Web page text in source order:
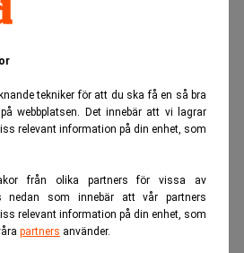
tekniker för att du ska få en så bra
webbplatsen. Det innebär att vi lagrar
relevant information på din enhet, som
från olika partners för vissa av
nedan som innebär att vår partners
relevant information på din enhet, som
partners använder.
rapporterade banken intäkter från
277 miljoner euro, cirka 2,6
är fördelade på sammanlagt
uppgifter från Thomson
JP Morgan som kammade hem
euro, cirka 2,4 miljarder kronor,
europeiska bank då deras